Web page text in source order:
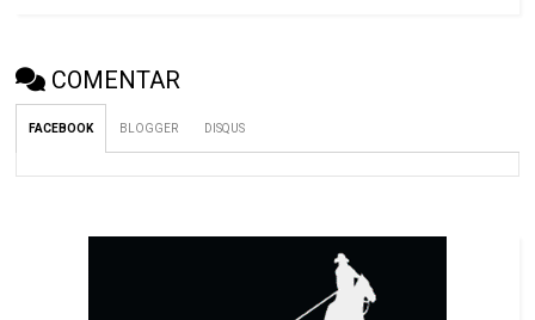
COMENTAR
FACEBOOK BLOGGER DISQUS